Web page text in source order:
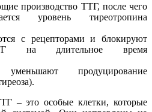
производство ТТГ, после чего
уровень тиреотропина
с рецепторами и блокируют
на длительное время
продуцирование
– это особые клетки, которые